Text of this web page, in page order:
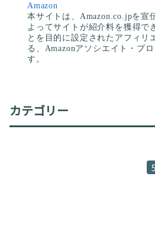
Amazon
本サイトは、Amazon.co.jpを宣
よってサイトが紹介料を獲得で
とを目的に設定されたアフィリ
る、Amazonアソシエイト・プ
す。
カテゴリー